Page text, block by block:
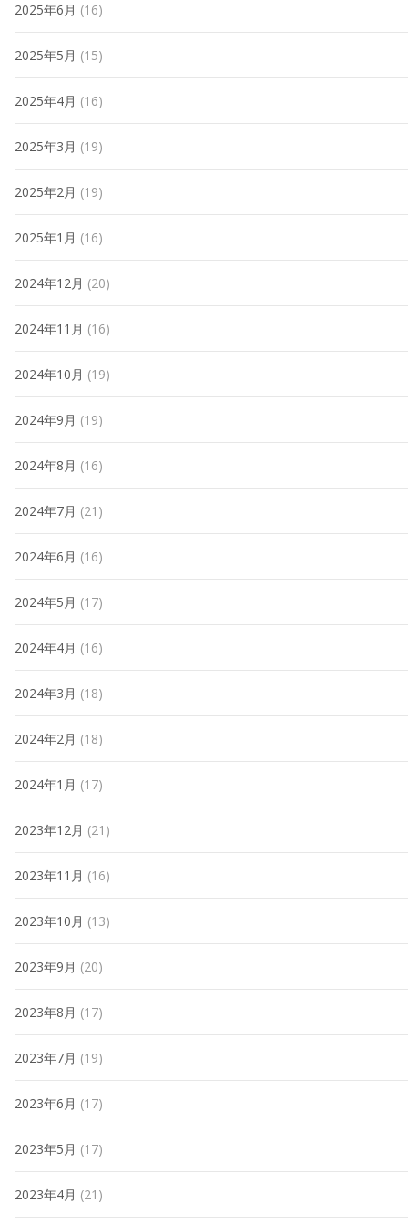
2025年6月 (16)
2025年5月 (15)
2025年4月 (16)
2025年3月 (19)
2025年2月 (19)
2025年1月 (16)
2024年12月 (20)
2024年11月 (16)
2024年10月 (19)
2024年9月 (19)
2024年8月 (16)
2024年7月 (21)
2024年6月 (16)
2024年5月 (17)
2024年4月 (16)
2024年3月 (18)
2024年2月 (18)
2024年1月 (17)
2023年12月 (21)
2023年11月 (16)
2023年10月 (13)
2023年9月 (20)
2023年8月 (17)
2023年7月 (19)
2023年6月 (17)
2023年5月 (17)
2023年4月 (21)